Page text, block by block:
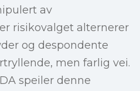
av
risikovalget alternerer
og despondente
men farlig vei.
speiler denne